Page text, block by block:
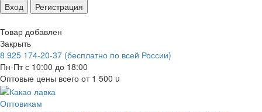
Вход
Регистрация
Товар добавлен
Закрыть
8 925 174-20-37 (бесплатно по всей России)
Пн-Пт с 10:00 до 18:00
Оптовые цены всего от 1 500 u
Оптовикам